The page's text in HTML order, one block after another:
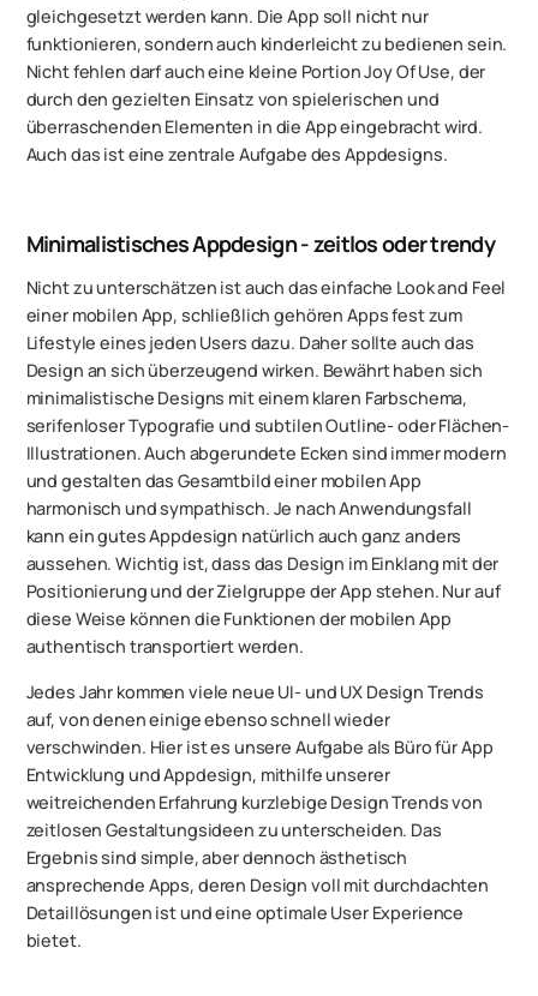
gleichgesetzt werden kann. Die App soll nicht nur
funktionieren, sondern auch kinderleicht zu bedienen sein.
Nicht fehlen darf auch eine kleine Portion Joy Of Use, der
durch den gezielten Einsatz von spielerischen und
überraschenden Elementen in die App eingebracht wird.
Auch das ist eine zentrale Aufgabe des Appdesigns.
Minimalistisches Appdesign - zeitlos oder trendy
Nicht zu unterschätzen ist auch das einfache Look and Feel
einer mobilen App, schließlich gehören Apps fest zum
Lifestyle eines jeden Users dazu. Daher sollte auch das
Design an sich überzeugend wirken. Bewährt haben sich
minimalistische Designs mit einem klaren Farbschema,
serifenloser Typografie und subtilen Outline- oder Flächen-
Illustrationen. Auch abgerundete Ecken sind immer modern
und gestalten das Gesamtbild einer mobilen App
harmonisch und sympathisch. Je nach Anwendungsfall
kann ein gutes Appdesign natürlich auch ganz anders
aussehen. Wichtig ist, dass das Design im Einklang mit der
Positionierung und der Zielgruppe der App stehen. Nur auf
diese Weise können die Funktionen der mobilen App
authentisch transportiert werden.
Jedes Jahr kommen viele neue UI- und UX Design Trends
auf, von denen einige ebenso schnell wieder
verschwinden. Hier ist es unsere Aufgabe als Büro für App
Entwicklung und Appdesign, mithilfe unserer
weitreichenden Erfahrung kurzlebige Design Trends von
zeitlosen Gestaltungsideen zu unterscheiden. Das
Ergebnis sind simple, aber dennoch ästhetisch
ansprechende Apps, deren Design voll mit durchdachten
Detaillösungen ist und eine optimale User Experience
bietet.